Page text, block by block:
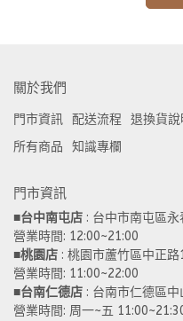
關於我們
門市資訊 配送流程 退換貨說
所有商品
知識專欄
門市資訊
■台中南屯店 : 台中市南屯區
營業時間: 12:00~21:00
■桃園店 : 桃園市蘆竹區中正
營業時間: 11:00~22:00
■台南仁德店 : 台南市仁德區
營業時間: 周一~五